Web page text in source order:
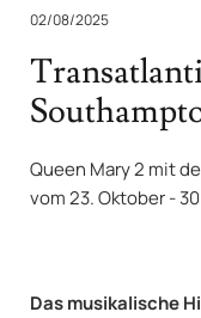
02/08/2025
Queen Mary 2 mit
vom 23. Oktober -
Das musikalische